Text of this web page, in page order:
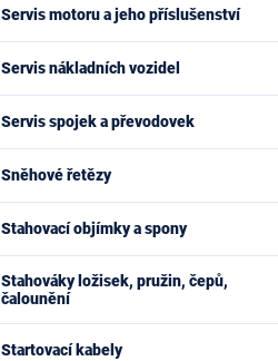
Servis motoru a jeho příslušenství
Servis nákladních vozidel
Servis spojek a převodovek
Sněhové řetězy
Stahovací objímky a spony
Stahováky ložisek, pružin, čepů,
čalounění
Startovací kabely